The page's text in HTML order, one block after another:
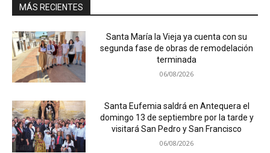
MÁS RECIENTES
Santa María la Vieja ya cuenta con su
segunda fase de obras de remodelación
terminada
06/08/2026
Santa Eufemia saldrá en Antequera el
domingo 13 de septiembre por la tarde y
visitará San Pedro y San Francisco
06/08/2026